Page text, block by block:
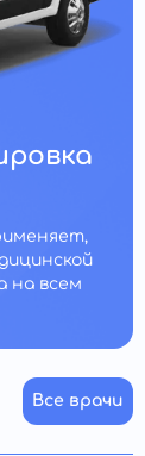
на всем
Все врачи